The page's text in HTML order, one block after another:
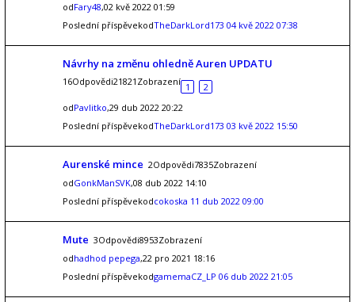
odFary48,02 kvě 2022 01:59
Poslední příspěvekodTheDarkLord173 04 kvě 2022 07:38
Návrhy na změnu ohledně Auren UPDATU
16Odpovědi21821Zobrazení 1
2
odPavlitko,29 dub 2022 20:22
Poslední příspěvekodTheDarkLord173 03 kvě 2022 15:50
Aurenské mince 2Odpovědi7835Zobrazení
odGonkManSVK,08 dub 2022 14:10
Poslední příspěvekodcokoska 11 dub 2022 09:00
Mute 3Odpovědi8953Zobrazení
odhadhod pepega,22 pro 2021 18:16
Poslední příspěvekodgamemaCZ_LP 06 dub 2022 21:05